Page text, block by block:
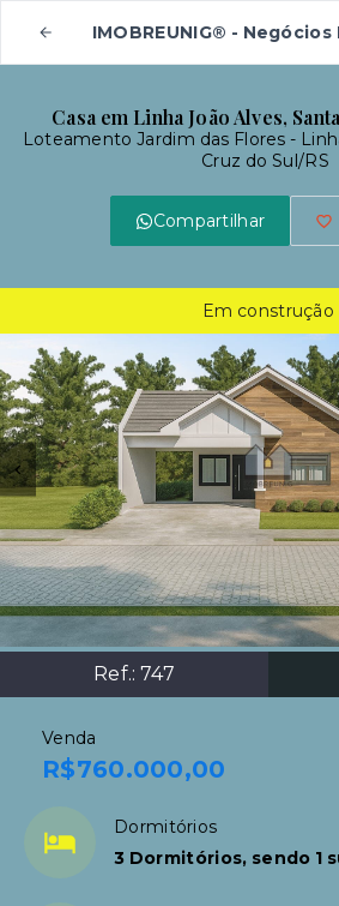
IMOBREUNIG® -
Casa em Linha João Alves,
Loteamento Jardim das Flores -
Cruz do Sul/RS
Compartilhar
Ref.:747
Em construção
Venda
R$760.000,00
Dormitórios
3 Dormitórios, sendo 1